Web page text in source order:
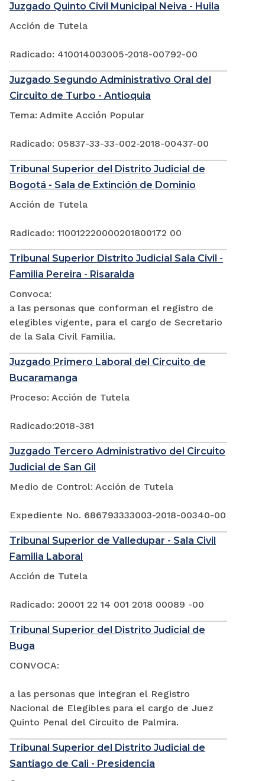
Juzgado Quinto Civil Municipal Neiva - Huila
Acción de Tutela
Radicado: 410014003005-2018-00792-00
Juzgado Segundo Administrativo Oral del
Circuito de Turbo - Antioquia
Tema: Admite Acción Popular
Radicado: 05837-33-33-002-2018-00437-00
Tribunal Superior del Distrito Judicial de
Bogotá - Sala de Extinción de Dominio
Acción de Tutela
Radicado: 110012220000201800172 00
Tribunal Superior Distrito Judicial Sala Civil -
Familia Pereira - Risaralda
Convoca:
a las personas que conforman el registro de
elegibles vigente, para el cargo de Secretario
de la Sala Civil Familia.
Juzgado Primero Laboral del Circuito de
Bucaramanga
Proceso: Acción de Tutela
Radicado:2018-381
Juzgado Tercero Administrativo del Circuito
Judicial de San Gil
Medio de Control: Acción de Tutela
Expediente No. 686793333003-2018-00340-00
Tribunal Superior de Valledupar - Sala Civil
Familia Laboral
Acción de Tutela
Radicado: 20001 22 14 001 2018 00089 -00
Tribunal Superior del Distrito Judicial de
Buga
CONVOCA:
a las personas que integran el Registro
Nacional de Elegibles para el cargo de Juez
Quinto Penal del Circuito de Palmira.
Tribunal Superior del Distrito Judicial de
Santiago de Cali - Presidencia